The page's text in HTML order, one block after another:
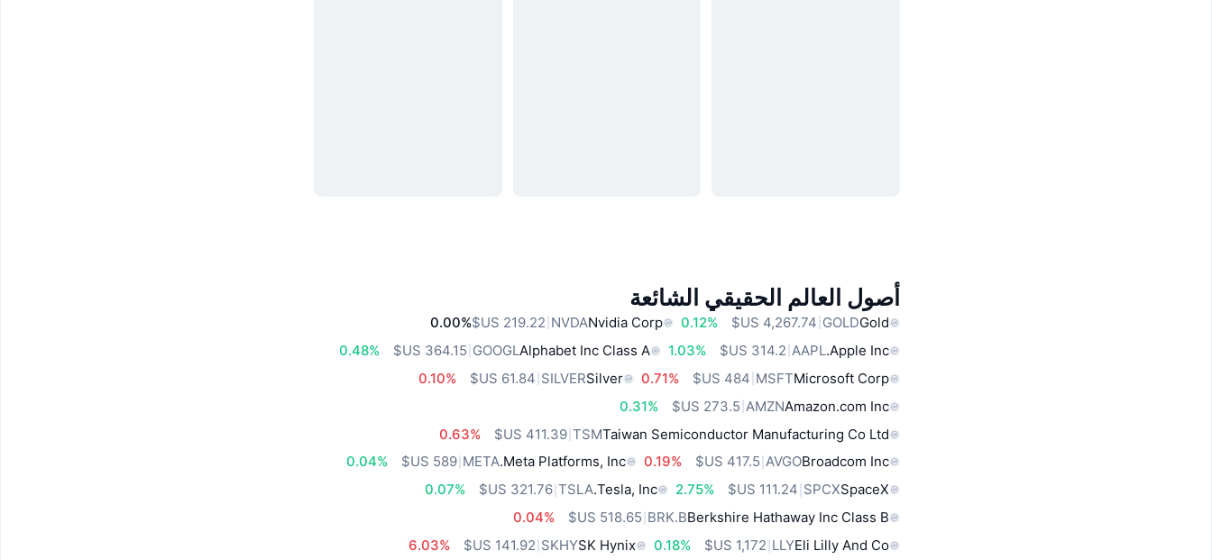
أصول العالم الحقيقي الشائعة
Gold
GOLD
0.12%
Nvidia Corp
NVDA
0.00%
Apple Inc.
AAPL
1.03%
Alphabet Inc Class A
GOOGL
0.48%
Microsoft Corp
MSFT
0.71%
Silver
SILVER
0.10%
Amazon.com Inc
AMZN
0.31%
Taiwan Semiconductor Manufacturing Co Ltd
TSM
‏411.39 US$
0.63%
Broadcom Inc
AVGO
0.19%
Meta Platforms, Inc.
META
‏589 US$
0.04%
SpaceX
SPCX
2.75%
Tesla, Inc.
TSLA
‏321.76 US$
0.07%
Berkshire Hathaway Inc Class B
BRK.B
0.04%
Eli Lilly And Co
LLY
0.18%
SK Hynix
SKHY
6.03%